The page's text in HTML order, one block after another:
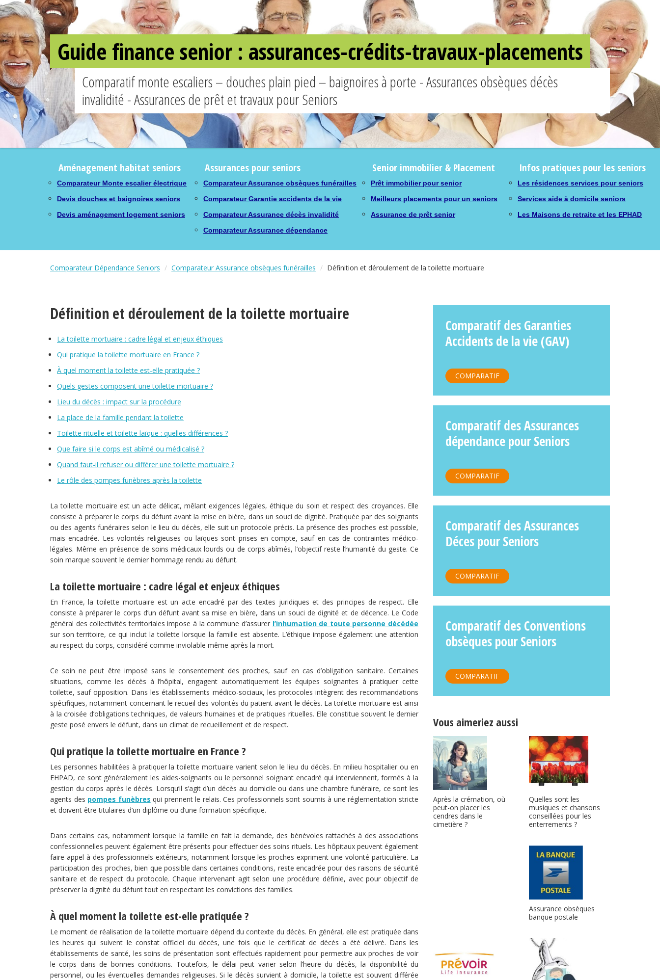
Guide finance senior : assurances-crédits-travaux-placements
Comparatif monte escaliers – douches plain pied – baignoires à porte - Assurances obsèques décès
invalidité - Assurances de prêt et travaux pour Seniors
Aménagement habitat seniors
Comparateur Monte escalier électrique
Devis douches et baignoires seniors
Devis aménagement logement seniors
Assurances pour seniors
Comparateur Assurance obsèques funérailles
Comparateur Garantie accidents de la vie
Comparateur Assurance décès invalidité
Comparateur Assurance dépendance
Senior immobilier & Placement
Prêt immobilier pour senior
Meilleurs placements pour un seniors
Assurance de prêt senior
Infos pratiques pour les seniors
Les résidences services pour seniors
Services aide à domicile seniors
Les Maisons de retraite et les EPHAD
Comparateur Dépendance Seniors Comparateur Assurance obsèques funérailles Définition et déroulement de la toilette mortuaire
Définition et déroulement de la toilette mortuaire
La toilette mortuaire : cadre légal et enjeux éthiques
Qui pratique la toilette mortuaire en France ?
À quel moment la toilette est-elle pratiquée ?
Quels gestes composent une toilette mortuaire ?
Lieu du décès : impact sur la procédure
La place de la famille pendant la toilette
Toilette rituelle et toilette laïque : quelles différences ?
Que faire si le corps est abîmé ou médicalisé ?
Quand faut-il refuser ou différer une toilette mortuaire ?
Le rôle des pompes funèbres après la toilette
La toilette mortuaire est un acte délicat, mêlant exigences légales, éthique du soin et respect des croyances. Elle
consiste à préparer le corps du défunt avant la mise en bière, dans un souci de dignité. Pratiquée par des soignants
ou des agents funéraires selon le lieu du décès, elle suit un protocole précis. La présence des proches est possible,
mais encadrée. Les volontés religieuses ou laïques sont prises en compte, sauf en cas de contraintes médico-
légales. Même en présence de soins médicaux lourds ou de corps abîmés, l’objectif reste l’humanité du geste. Ce
soin marque souvent le dernier hommage rendu au défunt.
La toilette mortuaire : cadre légal et enjeux éthiques
En France, la toilette mortuaire est un acte encadré par des textes juridiques et des principes de respect. Elle
consiste à préparer le corps d’un défunt avant sa mise en bière, dans un souci de dignité et de décence. Le Code
général des collectivités territoriales impose à la commune d’assurer l’inhumation de toute personne décédée
sur son territoire, ce qui inclut la toilette lorsque la famille est absente. L’éthique impose également une attention
au respect du corps, considéré comme inviolable même après la mort.
Ce soin ne peut être imposé sans le consentement des proches, sauf en cas d’obligation sanitaire. Certaines
situations, comme les décès à l’hôpital, engagent automatiquement les équipes soignantes à pratiquer cette
toilette, sauf opposition. Dans les établissements médico-sociaux, les protocoles intègrent des recommandations
spécifiques, notamment concernant le recueil des volontés du patient avant le décès. La toilette mortuaire est ainsi
à la croisée d’obligations techniques, de valeurs humaines et de pratiques rituelles. Elle constitue souvent le dernier
geste posé envers le défunt, dans un climat de recueillement et de respect.
Qui pratique la toilette mortuaire en France ?
Les personnes habilitées à pratiquer la toilette mortuaire varient selon le lieu du décès. En milieu hospitalier ou en
EHPAD, ce sont généralement les aides-soignants ou le personnel soignant encadré qui interviennent, formés à la
gestion du corps après le décès. Lorsqu’il s’agit d’un décès au domicile ou dans une chambre funéraire, ce sont les
agents des pompes funèbres qui prennent le relais. Ces professionnels sont soumis à une réglementation stricte
et doivent être titulaires d’un diplôme ou d’une formation spécifique.
Dans certains cas, notamment lorsque la famille en fait la demande, des bénévoles rattachés à des associations
confessionnelles peuvent également être présents pour effectuer des soins rituels. Les hôpitaux peuvent également
faire appel à des professionnels extérieurs, notamment lorsque les proches expriment une volonté particulière. La
participation des proches, bien que possible dans certaines conditions, reste encadrée pour des raisons de sécurité
sanitaire et de respect du protocole. Chaque intervenant agit selon une procédure définie, avec pour objectif de
préserver la dignité du défunt tout en respectant les convictions des familles.
À quel moment la toilette est-elle pratiquée ?
Le moment de réalisation de la toilette mortuaire dépend du contexte du décès. En général, elle est pratiquée dans
les heures qui suivent le constat officiel du décès, une fois que le certificat de décès a été délivré. Dans les
établissements de santé, les soins de présentation sont effectués rapidement pour permettre aux proches de voir
le corps dans de bonnes conditions. Toutefois, le délai peut varier selon l’heure du décès, la disponibilité du
personnel, ou les éventuelles demandes religieuses. Si le décès survient à domicile, la toilette est souvent différée
Comparatif des Garanties
Accidents de la vie (GAV)
COMPARATIF
Comparatif des Assurances
dépendance pour Seniors
COMPARATIF
Comparatif des Assurances
Déces pour Seniors
COMPARATIF
Comparatif des Conventions
obsèques pour Seniors
COMPARATIF
Vous aimeriez aussi
Après la crémation, où
peut-on placer les
cendres dans le
cimetière ?
Quelles sont les
musiques et chansons
conseillées pour les
enterrements ?
Assurance obsèques
banque postale